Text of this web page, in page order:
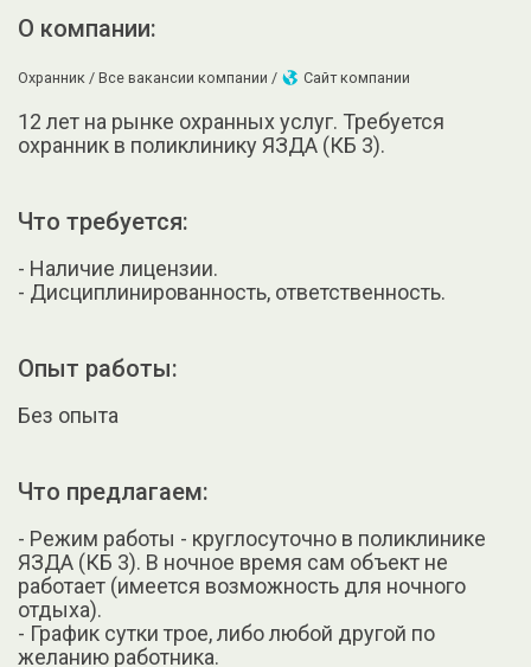
О компании:
Охранник / Все вакансии компании / Сайт компании
12 лет на рынке охранных услуг. Требуется
охранник в поликлинику ЯЗДА (КБ 3).
Что требуется:
- Наличие лицензии.
- Дисциплинированность, ответственность.
Опыт работы:
Без опыта
Что предлагаем:
- Режим работы - круглосуточно в поликлинике
ЯЗДА (КБ 3). В ночное время сам объект не
работает (имеется возможность для ночного
отдыха).
- График сутки трое, либо любой другой по
желанию работника.